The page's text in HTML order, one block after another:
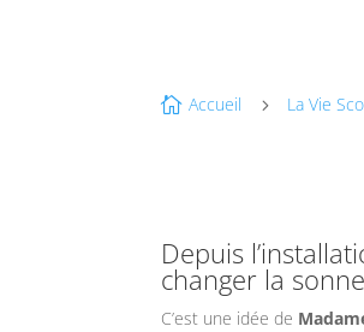
 Accueil 5 La Vie
Depuis
changer la
C’est une idée de